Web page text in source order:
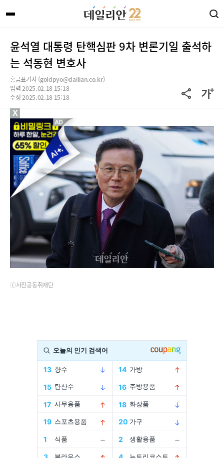
윤석열 대통령 탄핵심판 9차 변론기일 출석하
는 석동현 변호사
홍금표기자 (goldpyo@dailian.co.kr)
입력 2025.02.18 15:18
수정 2025.02.18 15:18
ⓒ사진공동취재단
X